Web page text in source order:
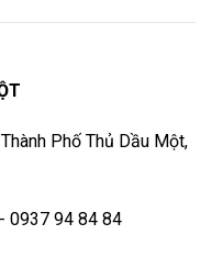
Phố Thủ Dầu Một,
0937 94 84 84